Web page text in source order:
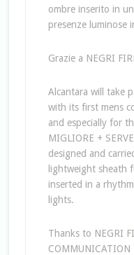
ombre inserito in
presenze luminose
Grazie a NEGRI
Alcantara will take
with its first mens
and especially for
MIGLIORE +
designed and
lightweight sheath
inserted in a
lights.
Thanks to NEGRI
COMMUNICATION